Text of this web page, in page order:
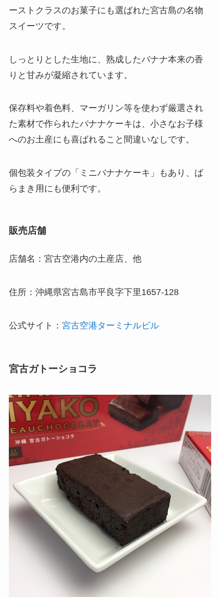
ーストクラスのお菓子にも選ばれた宮古島の名物
スイーツです。
しっとりとした生地に、熟成したバナナ本来の香
りと甘みが凝縮されています。
保存料や着色料、マーガリン等を使わず厳選され
た素材で作られたバナナケーキは、小さなお子様
へのお土産にも喜ばれること間違いなしです。
個包装タイプの「ミニバナナケーキ」もあり、ば
らまき用にも便利です。
販売店舗
店舗名：宮古空港内の土産店、他
住所：沖縄県宮古島市平良字下里1657-128
公式サイト： 宮古空港ターミナルビル
宮古ガトーショコラ